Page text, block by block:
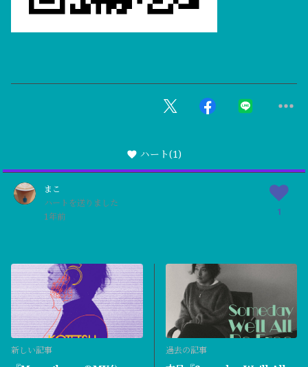
ハート(1)
まこ
ハートを送りました
1年前
1
新しい記事 過去の記事